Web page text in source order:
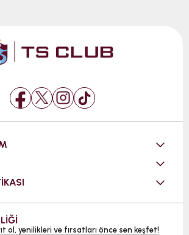
ol, yenilikleri ve fırsatları önce sen keşfet!